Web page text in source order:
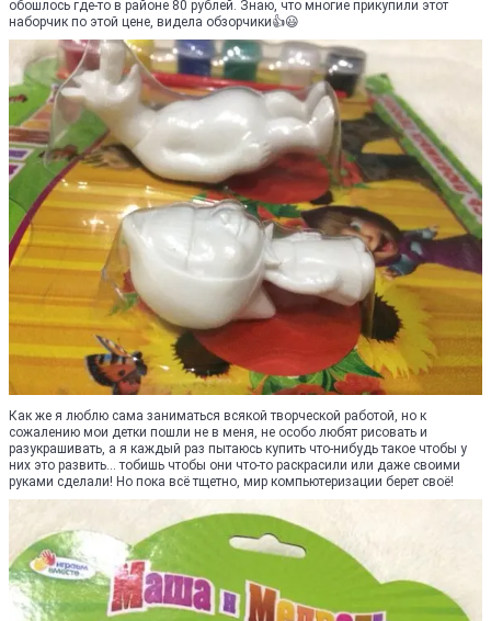
обошлось где-то в районе 80 рублей. Знаю, что многие прикупили этот
наборчик по этой цене, видела обзорчики👍😃
Как же я люблю сама заниматься всякой творческой работой, но к
сожалению мои детки пошли не в меня, не особо любят рисовать и
разукрашивать, а я каждый раз пытаюсь купить что-нибудь такое чтобы у
них это развить... тобишь чтобы они что-то раскрасили или даже своими
руками сделали! Но пока всё тщетно, мир компьютеризации берет своё!